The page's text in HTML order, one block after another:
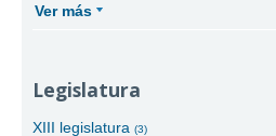
Ver más
Legislatura
XIII legislatura(3)